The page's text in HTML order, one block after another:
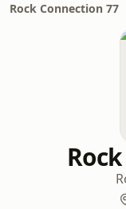
Rock Connection 77